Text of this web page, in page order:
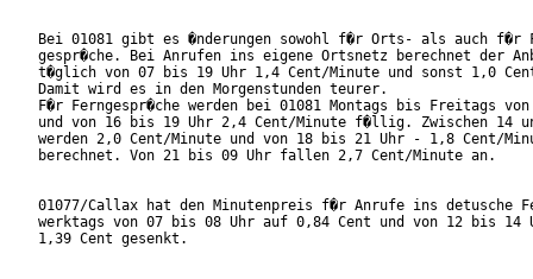
Bei 01081 gibt es �nderungen sowohl f�r Orts- als auch f�r
gespr�che. Bei Anrufen ins eigene Ortsnetz berechnet der
t�glich von 07 bis 19 Uhr 1,4 Cent/Minute und sonst 1,0
Damit wird es in den Morgenstunden teurer.
F�r Ferngespr�che werden bei 01081 Montags bis Freitags
und von 16 bis 19 Uhr 2,4 Cent/Minute f�llig. Zwischen 14
werden 2,0 Cent/Minute und von 18 bis 21 Uhr - 1,8 Cent/
berechnet. Von 21 bis 09 Uhr fallen 2,7 Cent/Minute an.
01077/Callax hat den Minutenpreis f�r Anrufe ins detusche
werktags von 07 bis 08 Uhr auf 0,84 Cent und von 12 bis 14
1,39 Cent gesenkt.